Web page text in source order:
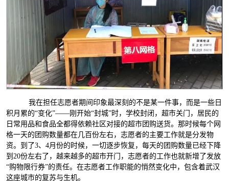
我在担任志愿者期间印象最深刻的不是某一件事，而是一些日
积月累的“变化”——刚开始“封城”时，学校封闭，超市关门，居民的
日常用品和食品全都得依赖社区对接的超市团购送货。那时候每个网
格一天的团购数量都在几百份左右，志愿者的主要工作就是分发物
资。到了3、4月份的时候，一切逐步恢复，每天的团购数量已经下降
到20份左右了，越来越多的超市开门，志愿者的工作也就新增了发放
“购物限行券”的责任。在志愿者工作职能的悄然变化中，包含着武汉
这座城市的复苏与生机。